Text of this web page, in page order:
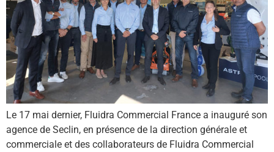
Le 17 mai dernier, Fluidra Commercial France a inauguré son
agence de Seclin, en présence de la direction générale et
commerciale et des collaborateurs de Fluidra Commercial